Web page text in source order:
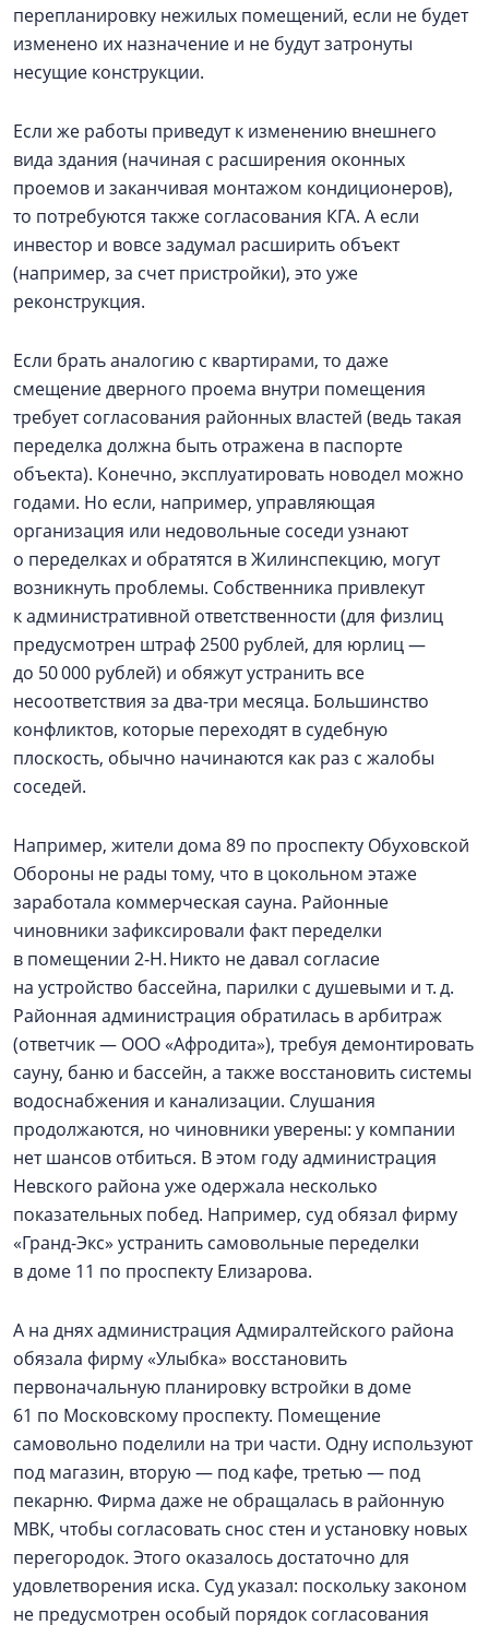
перепланировку нежилых помещений, если не будет
изменено их назначение и не будут затронуты
несущие конструкции.
Если же работы приведут к изменению внешнего
вида здания (начиная с расширения оконных
проемов и заканчивая монтажом кондиционеров),
то потребуются также согласования КГА. А если
инвестор и вовсе задумал расширить объект
(например, за счет пристройки), это уже
реконструкция.
Если брать аналогию с квартирами, то даже
смещение дверного проема внутри помещения
требует согласования районных властей (ведь такая
переделка должна быть отражена в паспорте
объекта). Конечно, эксплуатировать новодел можно
годами. Но если, например, управляющая
организация или недовольные соседи узнают
о переделках и обратятся в Жилинспекцию, могут
возникнуть проблемы. Собственника привлекут
к административной ответственности (для физлиц
предусмотрен штраф 2500 рублей, для юрлиц —
до 50 000 рублей) и обяжут устранить все
несоответствия за два-три месяца. Большинство
конфликтов, которые переходят в судебную
плоскость, обычно начинаются как раз с жалобы
соседей.
Например, жители дома 89 по проспекту Обуховской
Обороны не рады тому, что в цокольном этаже
заработала коммерческая сауна. Районные
чиновники зафиксировали факт переделки
в помещении 2‑Н. Никто не давал согласие
на устройство бассейна, парилки с душевыми и т. д.
Районная администрация обратилась в арбитраж
(ответчик — ООО «Афродита»), требуя демонтировать
сауну, баню и бассейн, а также восстановить системы
водоснабжения и канализации. Слушания
продолжаются, но чиновники уверены: у компании
нет шансов отбиться. В этом году администрация
Невского района уже одержала несколько
показательных побед. Например, суд обязал фирму
«Гранд-Экс» устранить самовольные переделки
в доме 11 по проспекту Елизарова.
А на днях администрация Адмиралтейского района
обязала фирму «Улыбка» восстановить
первоначальную планировку встройки в доме
61 по Московскому проспекту. Помещение
самовольно поделили на три части. Одну используют
под магазин, вторую — под кафе, третью — под
пекарню. Фирма даже не обращалась в районную
МВК, чтобы согласовать снос стен и установку новых
перегородок. Этого оказалось достаточно для
удовлетворения иска. Суд указал: поскольку законом
не предусмотрен особый порядок согласования